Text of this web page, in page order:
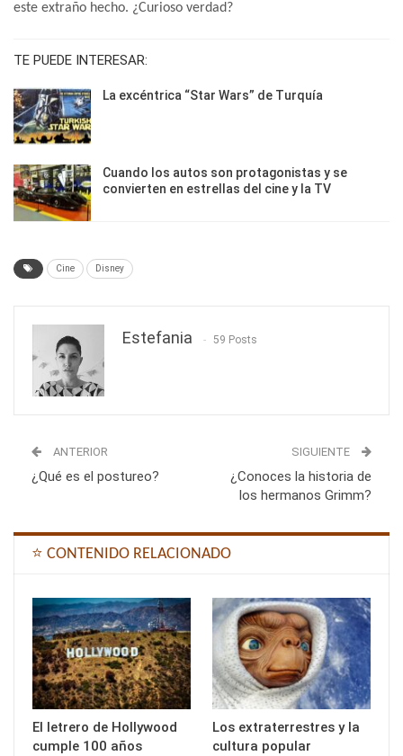
este extraño hecho. ¿Curioso verdad?
TE PUEDE INTERESAR:
La excéntrica “Star Wars” de Turquía
Cuando los autos son protagonistas y se
convierten en estrellas del cine y la TV
Cine Disney
Estefania 59 Posts
ANTERIOR
¿Qué es el postureo?
SIGUIENTE
¿Conoces la historia de
los hermanos Grimm?
⭐ CONTENIDO RELACIONADO
El letrero de Hollywood
cumple 100 años
Los extraterrestres y la
cultura popular